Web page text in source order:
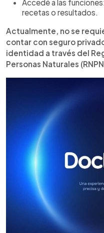
Accedé a las
recetas o resultados.
Actualmente, no se
contar con seguro
identidad a través del
Personas Naturales